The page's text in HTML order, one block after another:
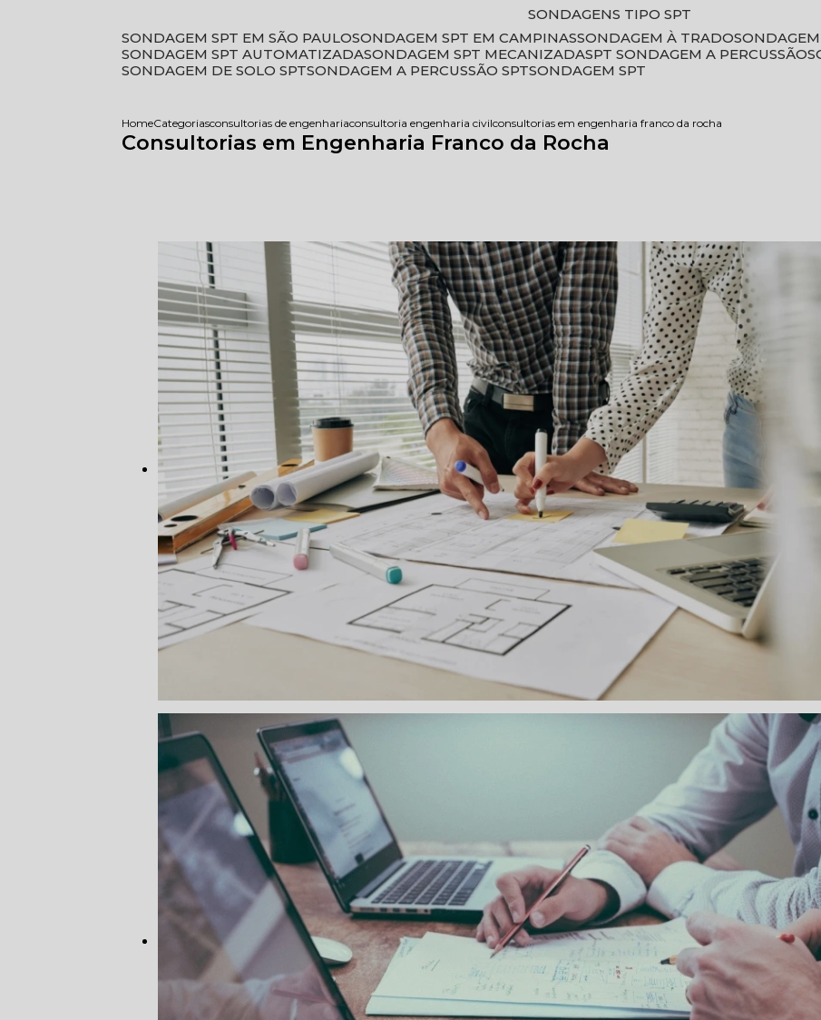
SONDAGENS TIPO SPT
SONDAGEM SPT EM SÃO PAULO SONDAGEM SPT EM CAMPINAS SONDAGEM À TRADO
SONDAGEM SPT AUTOMATIZADA SONDAGEM SPT MECANIZADA SPT SONDAGEM A PERCUSSÃO
SONDAGEM DE SOLO SPT SONDAGEM A PERCUSSÃO SPT SONDAGEM SPT
HomeCategoriasconsultorias de engenhariaconsultoria engenharia civilconsultorias em engenharia franco da rocha
Consultorias em Engenharia Franco da Rocha